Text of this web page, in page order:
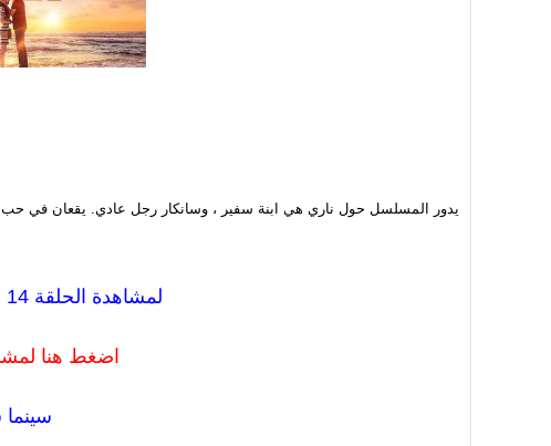
يدور المسلسل حول ناري هي ابنة سفير ، وسانكار رجل عادي. يقعان في
لمشاهدة الحلقة 14 عبر الرابط التالي
اضغط هنا